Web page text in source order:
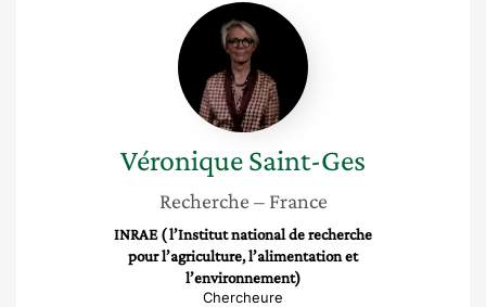
Véronique
Saint-
Ges
VéroniqueSaint-Ges
Recherche – France
INRAE ( l’Institut national de recherche
pour l’agriculture, l’alimentation et
l’environnement)
Chercheure